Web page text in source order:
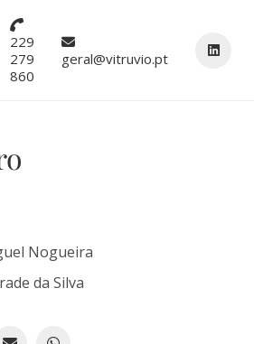
229
279
860
geral@vitruvio.pt
Nogueira
da Silva